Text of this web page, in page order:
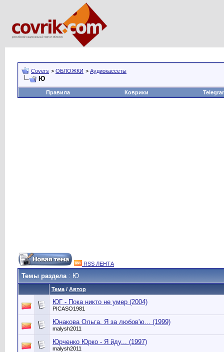
Covers > ОБЛОЖКИ > Аудиокассеты
Ю
Правила Коврики
RSS ЛЕНТА
Темы раздела: Ю
Тема / Автор
ЮГ - Пока никто не умер (2004)
PICASO1981
Юнакова Ольга. Я за любов'ю... (1999)
malysh2011
Юрченко Юрко - Я йду... (1997)
malysh2011